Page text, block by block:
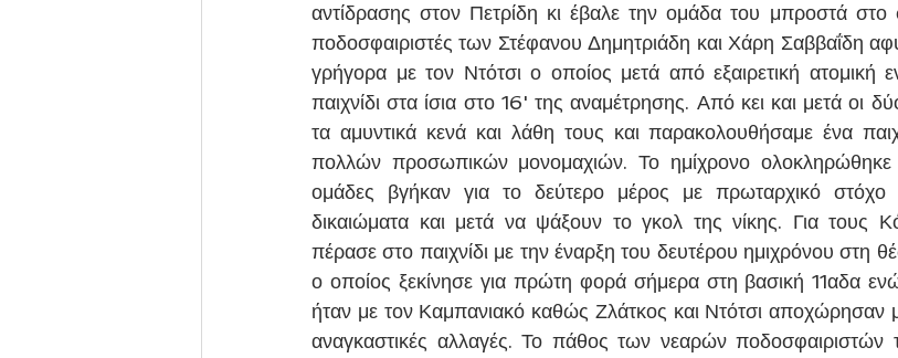
αντίδρασης στον Πετρίδη κι έβαλε την ομάδα του μπροστά στο
ποδοσφαιριστές των Στέφανου Δημητριάδη και Χάρη Σαββαΐδη
γρήγορα με τον Ντότσι ο οποίος μετά από εξαιρετική ατομική
παιχνίδι στα ίσια στο 16' της αναμέτρησης. Από κει και μετά οι
τα αμυντικά κενά και λάθη τους και παρακολουθήσαμε ένα
πολλών προσωπικών μονομαχιών. Το ημίχρονο
ομάδες βγήκαν για το δεύτερο μέρος με πρωταρχικό
δικαιώματα και μετά να ψάξουν το γκολ της νίκης. Για τους
πέρασε στο παιχνίδι με την έναρξη του δευτέρου ημιχρόνου στη
ο οποίος ξεκίνησε για πρώτη φορά σήμερα στη βασική 11αδα
ήταν με τον Καμπανιακό καθώς Ζλάτκος και Ντότσι αποχώρησαν
αναγκαστικές αλλαγές. Το πάθος των νεαρών